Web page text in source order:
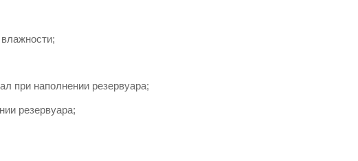
при наполнении резервуара;
резервуара;